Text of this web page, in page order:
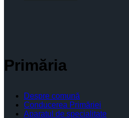
Primăria
Despre comună
Conducerea Primăriei
Aparatul de specialitate